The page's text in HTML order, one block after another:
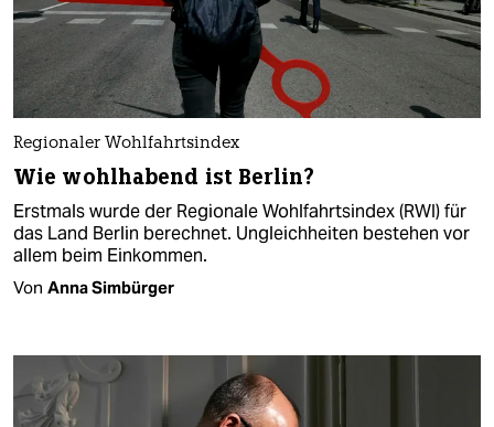
Regionaler Wohlfahrtsindex
Wie wohlhabend ist Berlin?
Erstmals wurde der Regionale Wohlfahrtsindex (RWI) für
das Land Berlin berechnet. Ungleichheiten bestehen vor
allem beim Einkommen.
Von Anna Simbürger